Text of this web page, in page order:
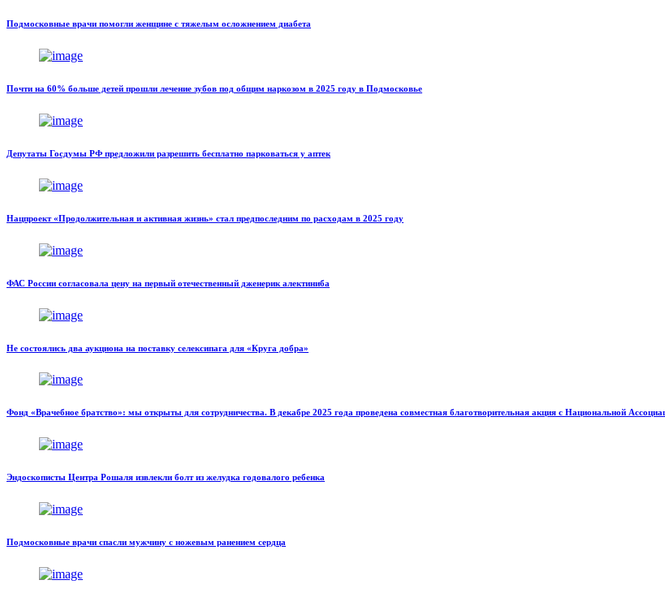
Подмосковные врачи помогли женщине с тяжелым осложнением диабета
Почти на 60% больше детей прошли лечение зубов под общим наркозом в 2025 году в Подмосковье
Депутаты Госдумы РФ предложили разрешить бесплатно парковаться у аптек
Нацпроект «Продолжительная и активная жизнь» стал предпоследним по расходам в 2025 году
ФАС России согласовала цену на первый отечественный дженерик алектиниба
Не состоялись два аукциона на поставку селексипага для «Круга добра»
Фонд «Врачебное братство»: мы открыты для сотрудничества. В декабре 2025 года проведена совместная благотворительная акция с Национальной
Эндоскописты Центра Рошаля извлекли болт из желудка годовалого ребенка
Подмосковные врачи спасли мужчину с ножевым ранением сердца